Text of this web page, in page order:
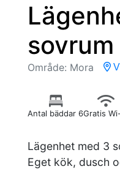
Område: Mora
Antal bäddar 6Gratis
Lägenhet med 3
Eget kök, dusch